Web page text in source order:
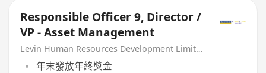
Responsible Officer 9, Director /
VP - Asset Management
Levin Human Resources Development Limited
年末發放年終獎金